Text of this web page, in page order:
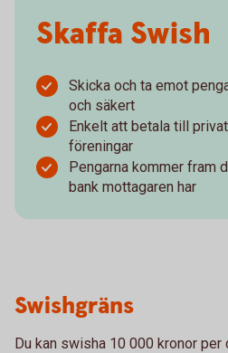
Skaffa Swish
Skicka och ta emot
och säkert
Enkelt att betala till
föreningar
Pengarna kommer fram
bank mottagaren har
Swishgräns
Du kan swisha 10 000 kronor